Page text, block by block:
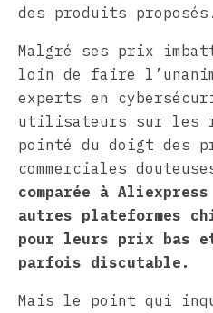
des produits proposés.
Malgré ses prix
loin de faire
experts en
utilisateurs sur les
pointé du doigt des
commerciales
comparée à
autres plateformes
pour leurs prix bas
parfois discutable.
Mais le point qui